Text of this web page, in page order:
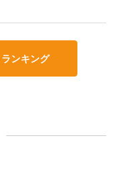
ンキング